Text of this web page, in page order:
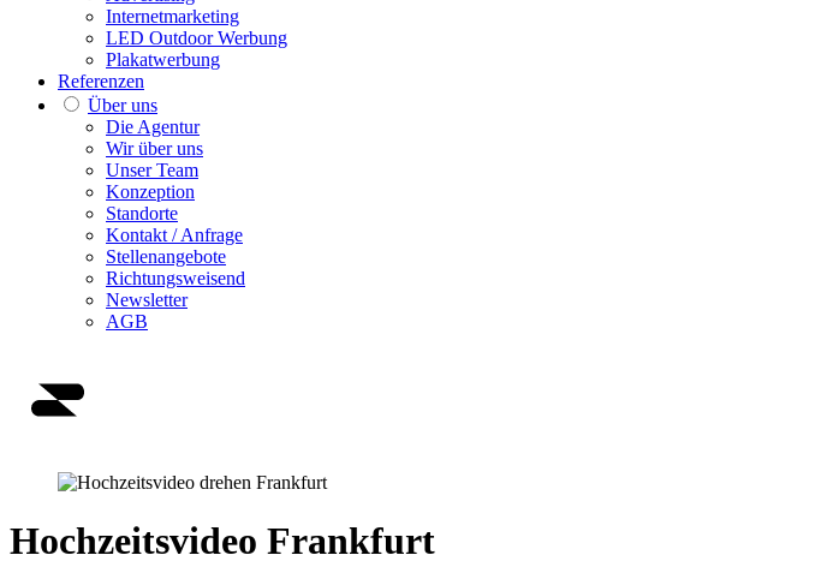
Internetmarketing
LED Outdoor Werbung
Plakatwerbung
Referenzen
Über uns
Die Agentur
Wir über uns
Unser Team
Konzeption
Standorte
Kontakt / Anfrage
Stellenangebote
Richtungsweisend
Newsletter
AGB
Hochzeitsvideo Frankfurt